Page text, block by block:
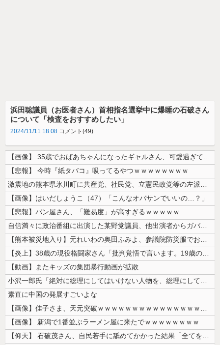
浜田聡議員（お医者さん）首相指名選挙中に爆睡の石破さん
について「検査をおすすめしたい」
2024/11/11 18:08 コメント(49)
【画像】 35歳でおばあちゃんになったギャルさん、可愛過ぎて嫉妬不可避...
【悲報】 今時『紙タバコ』吸ってるやつｗｗｗｗｗｗｗｗ
激震地の熊本県氷川町に共産党、社民党、立憲民政党等の左派の救援は影すら...
【画像】はいだしょうこ（47）「こんなオバサンでいいの…？」
【悲報】パン屋さん、「難易度」が高すぎるｗｗｗｗｗ
自信満々に政治番組に出演した某野党議員、他出演者からガバっぷりを指摘さ...
【熊本被災地入り】元れいわの奥田ふみよ、参議院防災服でお食事楽しむ写真...
【炎上】38歳の現役格闘家さん「批判覚悟で言います。19歳の彼女と結婚...
【動画】またキッズの集団暴行動画が拡散
小沢一郎氏「絶対に総理にしてはいけない人物を、総理にしてしまった。もは...
素直に中国の発展すごいよな
【画像】佳子さま、天元突破ｗｗｗｗｗｗｗｗｗｗｗｗｗｗｗｗｗｗｗｗｗｗ...
【画像】 新潟で1番並ぶラーメン屋に来たでｗｗｗｗｗｗｗｗ
【仰天】 石破茂さん、自民若手に舐めてかかった結果「全てを失うｗｗｗｗ...